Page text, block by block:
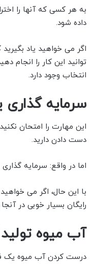
به هر کسی که آنها را
داده شود.
اگر می خواهید یاد
توانید این کار را انجام
انتخاب وجود دارد.
سرمایه گذاری
این مهارت را امتحان
دست دادن دارید.
اما در واقع: سرمایه
با این حال، اگر می خواهید
رایگان بسیار خوبی در
آب میوه
درست کردن آب میوه یک